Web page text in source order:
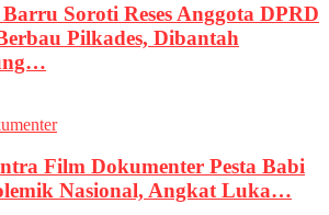
Soroti Reses Anggota DPRD
Pilkades, Dibantah
Film Dokumenter Pesta Babi
Nasional, Angkat Luka…